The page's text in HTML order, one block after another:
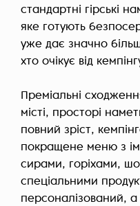
стандартні гірські
яке готують
уже дає значно
хто очікує від
Преміальні
місті, просторі
повний зріст,
покращене меню з
сирами, горіхами,
спеціальними
персоналізований, а